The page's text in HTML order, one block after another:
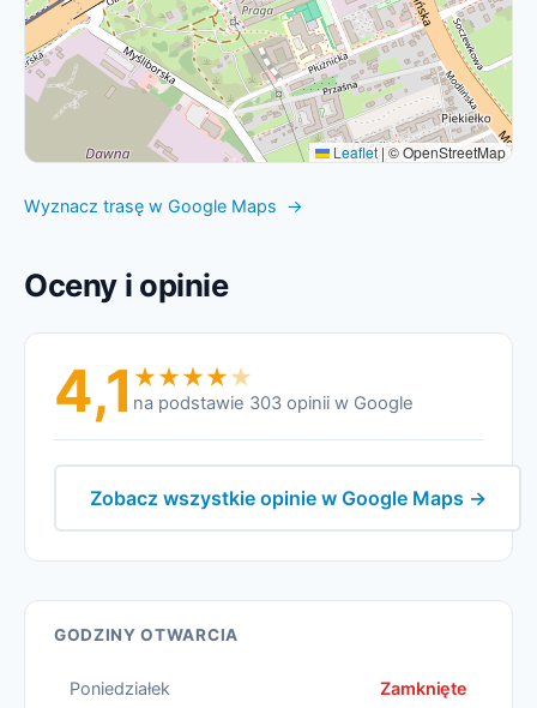
GODZINY OTWARCIA
Poniedziałek Zamknięte
Leaflet |© OpenStreetMap
Wyznacz trasę w Google Maps →
Oceny i opinie
4,1 na podstawie 303 opinii w Google
Zobacz wszystkie opinie w Google Maps →